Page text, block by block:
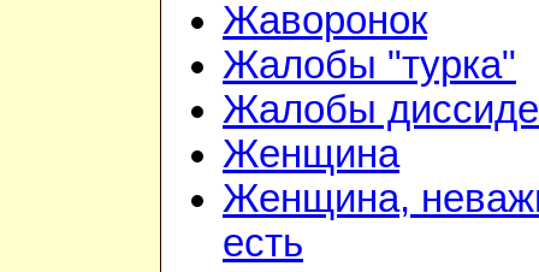
Жаворонок
Жалобы "турка"
Жалобы
Женщина
Женщина,
есть